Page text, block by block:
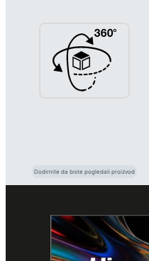
Dodirnite da biste pogledali proizvod